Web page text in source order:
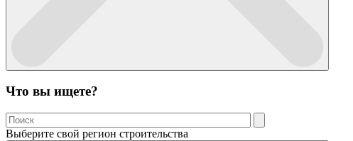
Что вы ищете?
Выберите свой регион строительства